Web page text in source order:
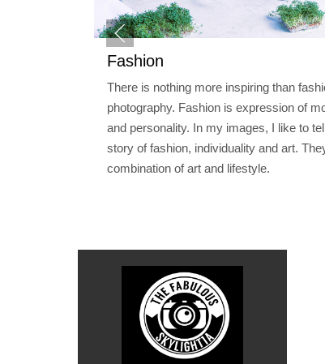
Fashion
There is nothing more inspiring than
photography. Fashion is expression of
and personality. In my images, I like to
story of fashion, individuality and art.
combination of art and lifestyle.